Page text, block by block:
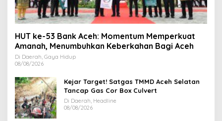
HUT ke-53 Bank Aceh: Momentum Memperkuat
Amanah, Menumbuhkan Keberkahan Bagi Aceh
Di Daerah, Gaya Hidup
08/08/2026
Kejar Target! Satgas TMMD Aceh Selatan
Tancap Gas Cor Box Culvert
Di Daerah, Headline
08/08/2026